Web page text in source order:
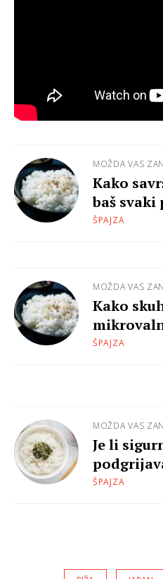
MOŽDA VAS
Kako
baš svaki
ŠPAJZA
MOŽDA VAS
Kako
ŠPAJZA
MOŽDA VAS
Je li
ŠPAJZA